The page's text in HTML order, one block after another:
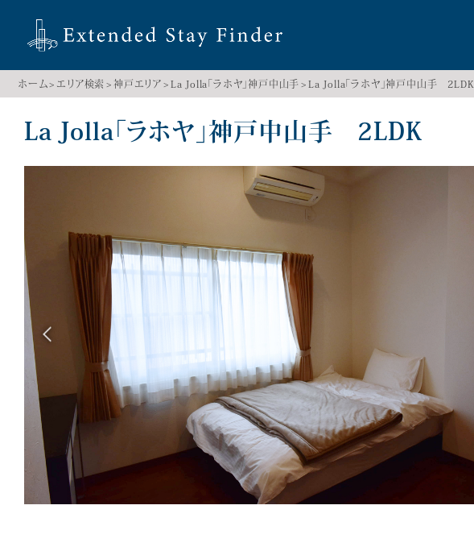
ホーム エリア検索 神戸エリア La Jolla「ラホヤ」神戸中山手 La Jolla「ラホヤ」神戸中山手 2LDK
La Jolla「ラホヤ」神戸中山手 2LDK